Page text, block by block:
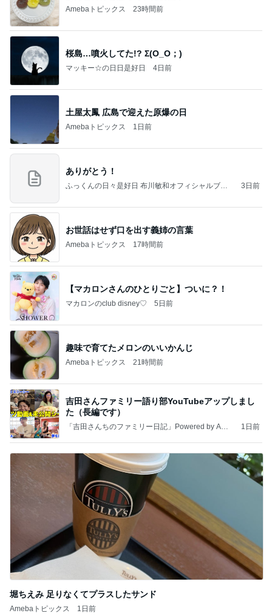
Amebaトピックス 23時間前
桜島…噴火してた!? Σ(O_O；)
マッキー☆の日日是好日 4日前
土屋太鳳 広島で迎えた原爆の日
Amebaトピックス 1日前
ありがとう！
ふっくんの日々是好日 布川敏和オフィシャルブロ
3日前
お世話はせず口を出す義姉の言葉
Amebaトピックス 17時間前
【マカロンさんのひとりごと】ついに？！
マカロンのclub disney♡ 5日前
趣味で育てたメロンのいいかんじ
Amebaトピックス 21時間前
吉田さんファミリー語り部YouTubeアップしまし
た（長編です）
「吉田さんちのファミリー日記」Powered by Ame
1日前
堀ちえみ 足りなくてプラスしたサンド
Amebaトピックス 1日前